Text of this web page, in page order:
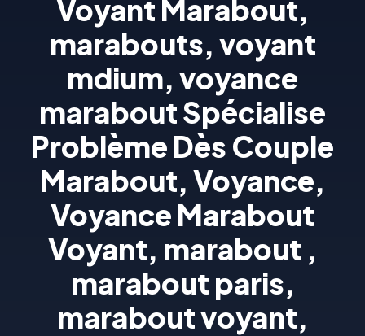
Voyant Marabout,
marabouts, voyant
mdium, voyance
marabout Spécialise
Problème Dès Couple
Marabout, Voyance,
Voyance Marabout
Voyant, marabout ,
marabout paris,
marabout voyant,